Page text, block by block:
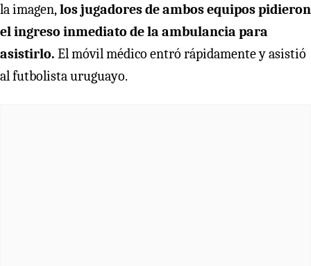
la imagen,los jugadores de ambos equipos pidieron
el ingreso inmediato de la ambulancia para
asistirlo. El móvil médico entró rápidamente y asistió
al futbolista uruguayo.